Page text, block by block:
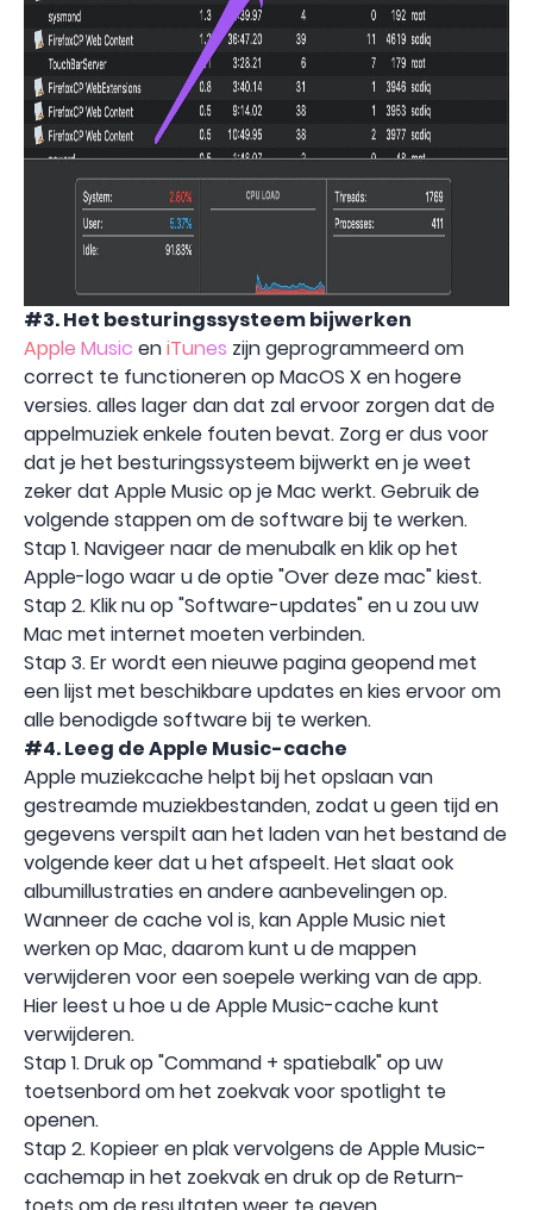
#3. Het besturingssysteem bijwerken
Apple Music eniTunes zijn geprogrammeerd om
correct te functioneren op MacOS X en hogere
versies. alles lager dan dat zal ervoor zorgen dat de
appelmuziek enkele fouten bevat. Zorg er dus voor
dat je het besturingssysteem bijwerkt en je weet
zeker dat Apple Music op je Mac werkt. Gebruik de
volgende stappen om de software bij te werken.
Stap 1. Navigeer naar de menubalk en klik op het
Apple-logo waar u de optie "Over deze mac" kiest.
Stap 2. Klik nu op "Software-updates" en u zou uw
Mac met internet moeten verbinden.
Stap 3. Er wordt een nieuwe pagina geopend met
een lijst met beschikbare updates en kies ervoor om
alle benodigde software bij te werken.
#4. Leeg de Apple Music-cache
Apple muziekcache helpt bij het opslaan van
gestreamde muziekbestanden, zodat u geen tijd en
gegevens verspilt aan het laden van het bestand de
volgende keer dat u het afspeelt. Het slaat ook
albumillustraties en andere aanbevelingen op.
Wanneer de cache vol is, kan Apple Music niet
werken op Mac, daarom kunt u de mappen
verwijderen voor een soepele werking van de app.
Hier leest u hoe u de Apple Music-cache kunt
verwijderen.
Stap 1. Druk op "Command + spatiebalk" op uw
toetsenbord om het zoekvak voor spotlight te
openen.
Stap 2. Kopieer en plak vervolgens de Apple Music-
cachemap in het zoekvak en druk op de Return-